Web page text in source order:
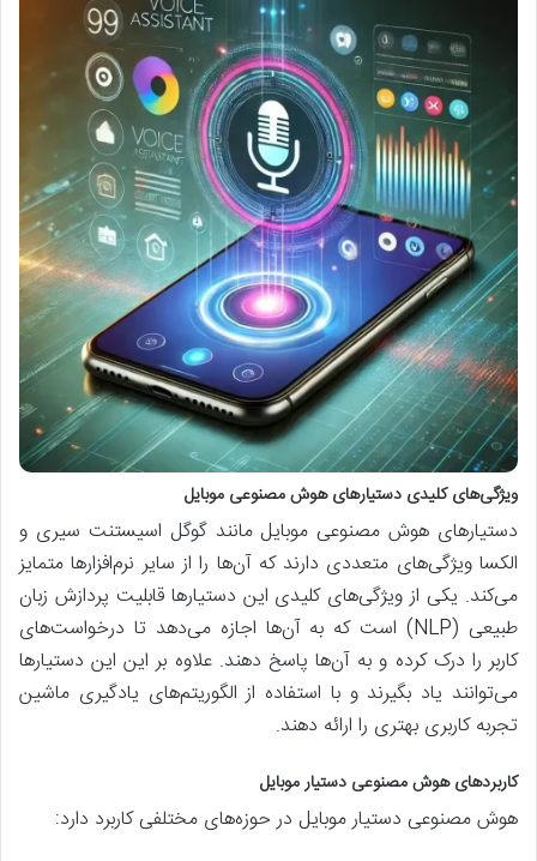
ویژگی‌های کلیدی دستیارهای هوش مصنوعی موبایل
دستیارهای هوش مصنوعی موبایل مانند گوگل اسیستنت سیری و
الکسا ویژگی‌های متعددی دارند که آن‌ها را از سایر نرم‌افزارها متمایز
می‌کند. یکی از ویژگی‌های کلیدی این دستیارها قابلیت پردازش زبان
طبیعی (NLP) است که به آن‌ها اجازه می‌دهد تا درخواست‌های
کاربر را درک کرده و به آن‌ها پاسخ دهند. علاوه بر این این دستیارها
می‌توانند یاد بگیرند و با استفاده از الگوریتم‌های یادگیری ماشین
تجربه کاربری بهتری را ارائه دهند.
کاربردهای هوش مصنوعی دستیار موبایل
هوش مصنوعی دستیار موبایل در حوزه‌های مختلفی کاربرد دارد: